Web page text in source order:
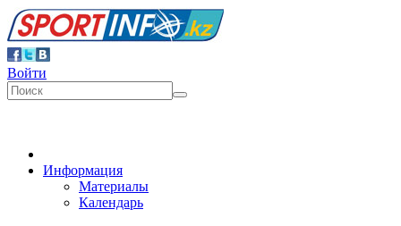
Войти
Информация
Материалы
Календарь